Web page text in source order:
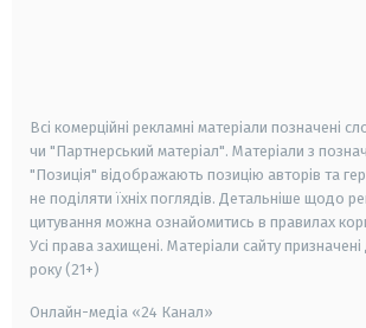
Всі комерційні рекламні матеріали позначені
чи "Партнерський матеріал". Матеріали з
"Позиція" відображають позицію авторів та
не поділяти їхніх поглядів. Детальніше щодо
цитування можна ознайомитись в правилах
Усі права захищені. Матеріали сайту
року (21+)
Онлайн-медіа «24 Канал»